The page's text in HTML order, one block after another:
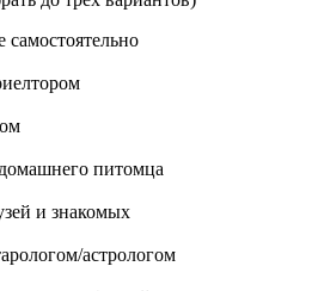
питомца
и знакомых
астрологом